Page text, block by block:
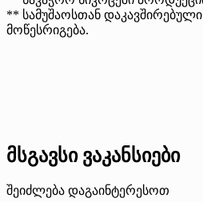
** სამუშაოსთან
მოწესრიგება.
მსგავსი ვაკანსიები
შეიძლება დაგაინტერესოთ